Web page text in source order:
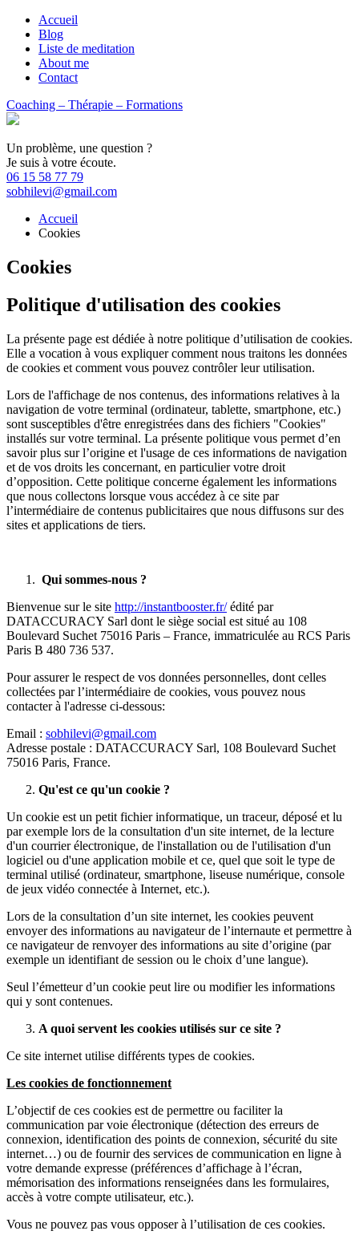
Accueil
Blog
Liste de meditation
About me
Contact
Coaching – Thérapie – Formations
Un problème, une question ?
Je suis à votre écoute.
06 15 58 77 79
sobhilevi@gmail.com
Accueil
Cookies
Cookies
Politique d'utilisation des cookies
La présente page est dédiée à notre politique d’utilisation de cookies.
Elle a vocation à vous expliquer comment nous traitons les données
de cookies et comment vous pouvez contrôler leur utilisation.
Lors de l'affichage de nos contenus, des informations relatives à la
navigation de votre terminal (ordinateur, tablette, smartphone, etc.)
sont susceptibles d'être enregistrées dans des fichiers "Cookies"
installés sur votre terminal. La présente politique vous permet d’en
savoir plus sur l’origine et l'usage de ces informations de navigation
et de vos droits les concernant, en particulier votre droit
d’opposition. Cette politique concerne également les informations
que nous collectons lorsque vous accédez à ce site par
l’intermédiaire de contenus publicitaires que nous diffusons sur des
sites et applications de tiers.
Qui sommes-nous ?
Bienvenue sur le site http://instantbooster.fr/édité par
DATACCURACY Sarl dont le siège social est situé au 108
Boulevard Suchet 75016 Paris – France, immatriculée au RCS Paris
Paris B 480 736 537.
Pour assurer le respect de vos données personnelles, dont celles
collectées par l’intermédiaire de cookies, vous pouvez nous
contacter à l'adresse ci-dessous:
Email : sobhilevi@gmail.com
Adresse postale : DATACCURACY Sarl, 108 Boulevard Suchet
75016 Paris, France.
Qu'est ce qu'un cookie ?
Un cookie est un petit fichier informatique, un traceur, déposé et lu
par exemple lors de la consultation d'un site internet, de la lecture
d'un courrier électronique, de l'installation ou de l'utilisation d'un
logiciel ou d'une application mobile et ce, quel que soit le type de
terminal utilisé (ordinateur, smartphone, liseuse numérique, console
de jeux vidéo connectée à Internet, etc.).
Lors de la consultation d’un site internet, les cookies peuvent
envoyer des informations au navigateur de l’internaute et permettre à
ce navigateur de renvoyer des informations au site d’origine (par
exemple un identifiant de session ou le choix d’une langue).
Seul l’émetteur d’un cookie peut lire ou modifier les informations
qui y sont contenues.
A quoi servent les cookies utilisés sur ce site ?
Ce site internet utilise différents types de cookies.
Les cookies de fonctionnement
L’objectif de ces cookies est de permettre ou faciliter la
communication par voie électronique (détection des erreurs de
connexion, identification des points de connexion, sécurité du site
internet…) ou de fournir des services de communication en ligne à
votre demande expresse (préférences d’affichage à l’écran,
mémorisation des informations renseignées dans les formulaires,
accès à votre compte utilisateur, etc.).
Vous ne pouvez pas vous opposer à l’utilisation de ces cookies.